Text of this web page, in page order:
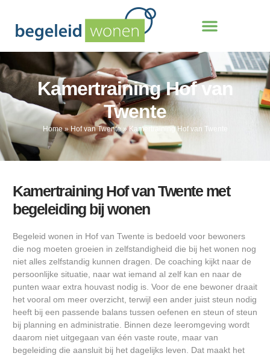
Kamertraining Hof van
Twente
Home» Hof van Twente»Kamertraining Hof van Twente
Kamertraining Hof van Twente met
begeleiding bij wonen
Begeleid wonen in Hof van Twente is bedoeld voor bewoners
die nog moeten groeien in zelfstandigheid die bij het wonen nog
niet alles zelfstandig kunnen dragen. De coaching kijkt naar de
persoonlijke situatie, naar wat iemand al zelf kan en naar de
punten waar extra houvast nodig is. Voor de ene bewoner draait
het vooral om meer overzicht, terwijl een ander juist steun nodig
heeft bij een passende balans tussen oefenen en steun of steun
bij planning en administratie. Binnen deze leeromgeving wordt
daarom niet uitgegaan van één vaste route, maar van
begeleiding die aansluit bij het dagelijks leven. Dat maakt het